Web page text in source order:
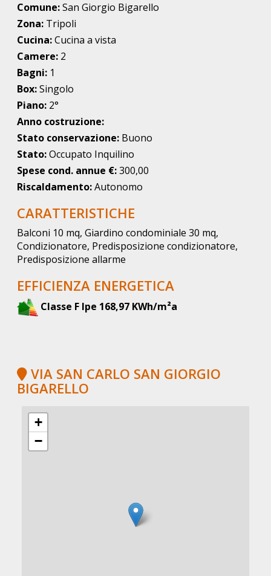
Comune:San Giorgio Bigarello
Zona: Tripoli
Cucina:Cucina a vista
Camere: 2
Bagni: 1
Box:Singolo
Piano: 2°
Anno costruzione:
Stato conservazione: Buono
Stato:Occupato Inquilino
Spese cond. annue €:300,00
Riscaldamento:Autonomo
CARATTERISTICHE
Balconi 10 mq, Giardino condominiale 30 mq,
Condizionatore, Predisposizione condizionatore,
Predisposizione allarme
EFFICIENZA ENERGETICA
Classe F Ipe 168,97 KWh/m²a
VIA SAN CARLO SAN GIORGIO
BIGARELLO